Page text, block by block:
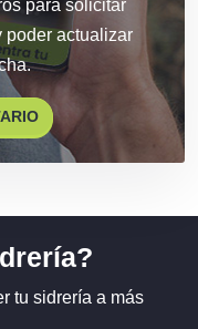
para solicitar
poder actualizar
tu sidrería a más